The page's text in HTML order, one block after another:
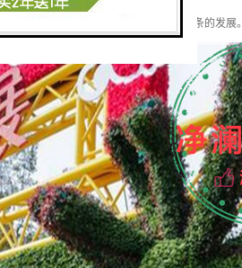
发和生产销售，从而带动了整个行业链条的发展。